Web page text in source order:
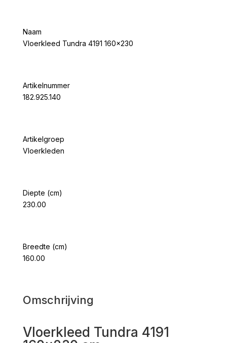
Naam
Vloerkleed Tundra 4191 160x230
Artikelnummer
182.925.140
Artikelgroep
Vloerkleden
Diepte (cm)
230.00
Breedte (cm)
160.00
Omschrijving
Vloerkleed Tundra 4191